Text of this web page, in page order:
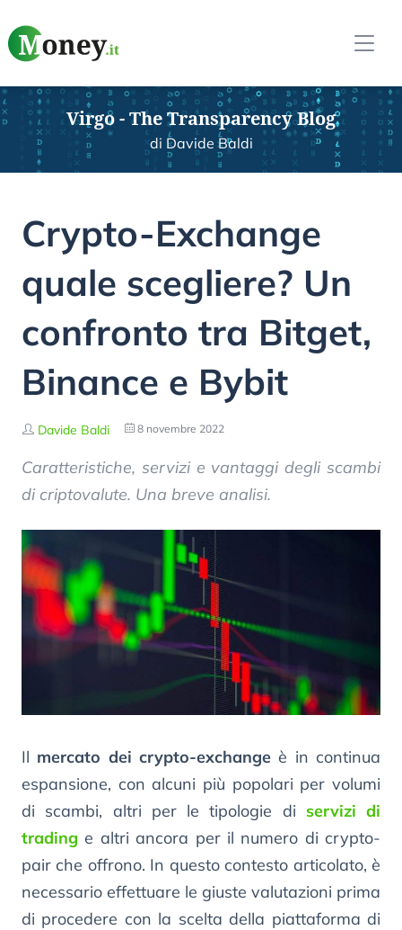
Virgo - The Transparency Blog
di Davide Baldi
Crypto-Exchange
quale scegliere? Un
confronto tra Bitget,
Binance e Bybit
Davide Baldi 8 novembre 2022
Caratteristiche, servizi e vantaggi degli scambi
di criptovalute. Una breve analisi.
Il mercato dei crypto-exchange è in continua
espansione, con alcuni più popolari per volumi
di scambi, altri per le tipologie di servizi di
trading e altri ancora per il numero di crypto-
pair che offrono. In questo contesto articolato, è
necessario effettuare le giuste valutazioni prima
di procedere con la scelta della piattaforma di